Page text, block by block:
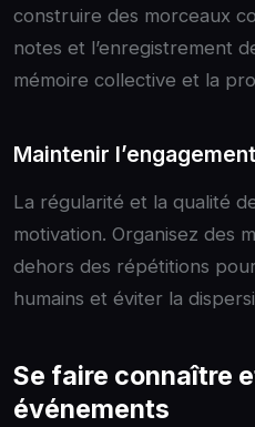
construire des morceaux
notes et l’enregistrement
mémoire collective et la
Maintenir l’engagement
La régularité et la qualité
motivation. Organisez des
dehors des répétitions
humains et éviter la
Se faire connaître
événements